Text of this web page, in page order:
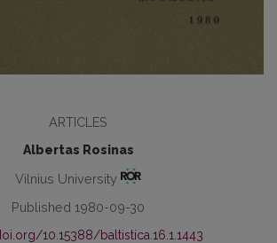
ARTICLES
Albertas Rosinas
Vilnius University
Published 1980-09-30
10.15388/baltistica.16.1.1443